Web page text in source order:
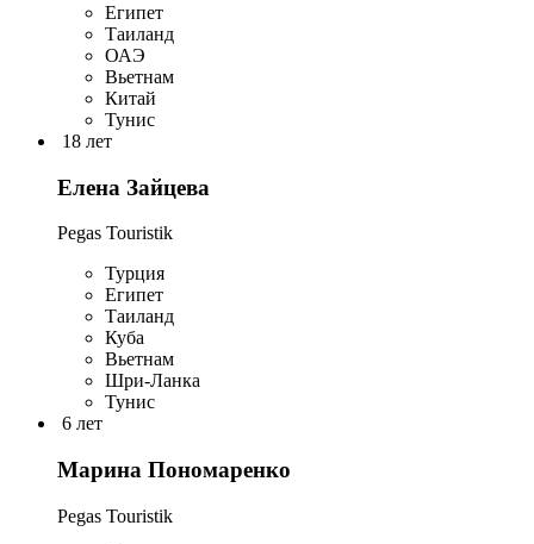
Египет
Таиланд
ОАЭ
Вьетнам
Китай
Тунис
18 лет
Елена Зайцева
Pegas Touristik
Турция
Египет
Таиланд
Куба
Вьетнам
Шри-Ланка
Тунис
6 лет
Марина Пономаренко
Pegas Touristik